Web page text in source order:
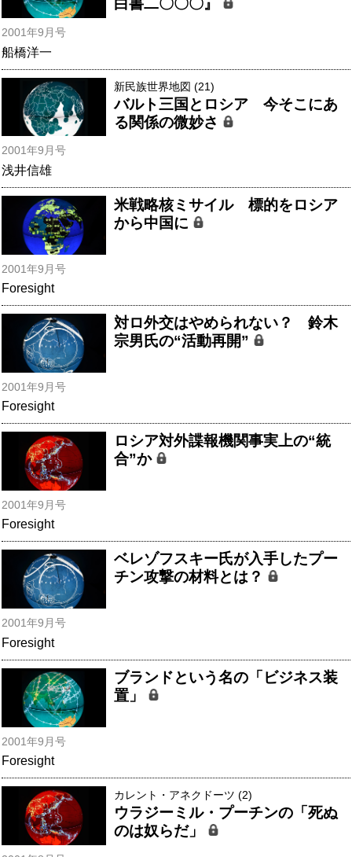
白書二〇〇〇』
2001年9月号
船橋洋一
新民族世界地図 (21)
バルト三国とロシア 今そこにあ
る関係の微妙さ
2001年9月号
浅井信雄
米戦略核ミサイル 標的をロシア
から中国に
2001年9月号
Foresight
対ロ外交はやめられない？ 鈴木
宗男氏の“活動再開”
2001年9月号
Foresight
ロシア対外諜報機関事実上の“統
合”か
2001年9月号
Foresight
ベレゾフスキー氏が入手したプー
チン攻撃の材料とは？
2001年9月号
Foresight
ブランドという名の「ビジネス装
置」
2001年9月号
Foresight
カレント・アネクドーツ (2)
ウラジーミル・プーチンの「死ぬ
のは奴らだ」